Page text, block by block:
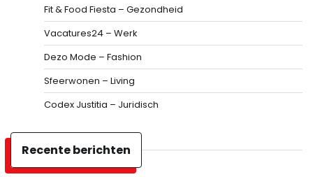
Fit & Food Fiesta – Gezondheid
Vacatures24 – Werk
Dezo Mode – Fashion
Sfeerwonen – Living
Codex Justitia – Juridisch
Recente berichten